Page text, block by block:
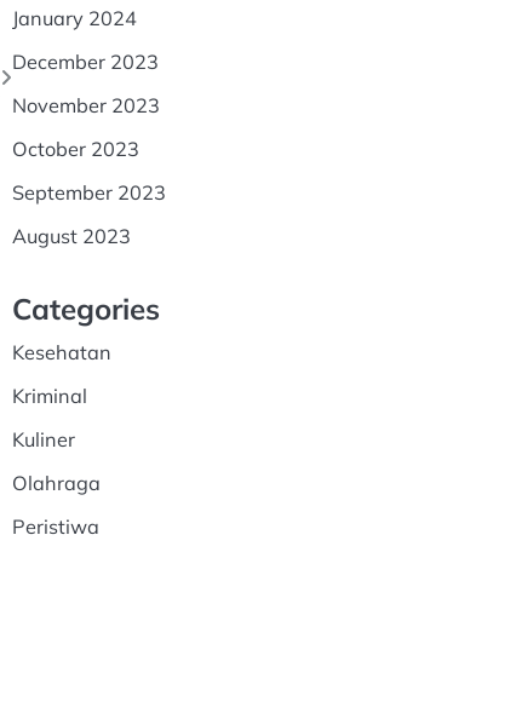
January 2024
December 2023
November 2023
October 2023
September 2023
August 2023
Categories
Kesehatan
Kriminal
Kuliner
Olahraga
Peristiwa